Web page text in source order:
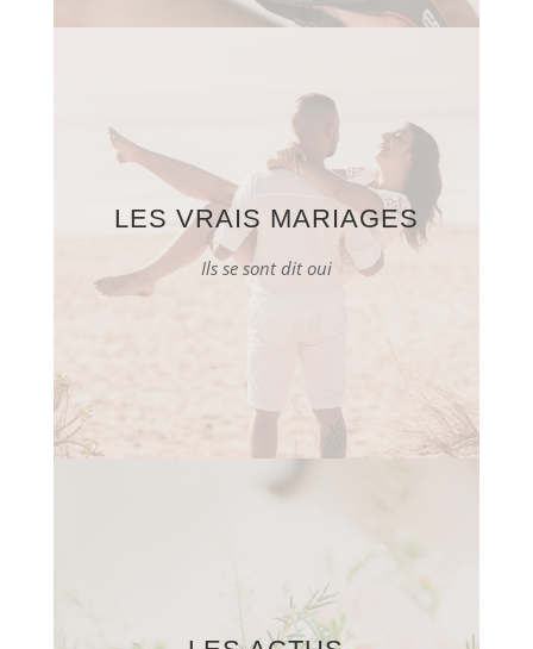
LES VRAIS MARIAGES
Ils se sont dit oui